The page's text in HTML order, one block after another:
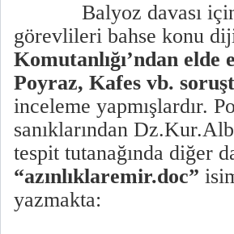
Balyoz davası
görevlileri bahse konu
Komutanlığı’ndan
Poyraz, Kafes vb.
inceleme yapmışlardır.
sanıklarından
tespit tutanağında diğer
“azınlıklaremir.doc”
yazmakta: